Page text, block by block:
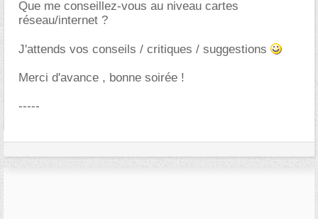
Que me conseillez-vous au niveau cartes
réseau/internet ?
J'attends vos conseils / critiques / suggestions
Merci d'avance , bonne soirée !
-----